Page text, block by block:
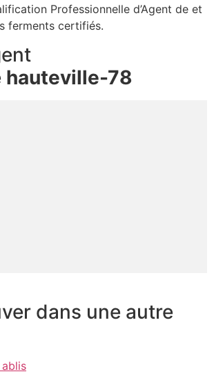
Professionnelle d’Agent de et
ferments certifiés.
hauteville-78
dans une autre